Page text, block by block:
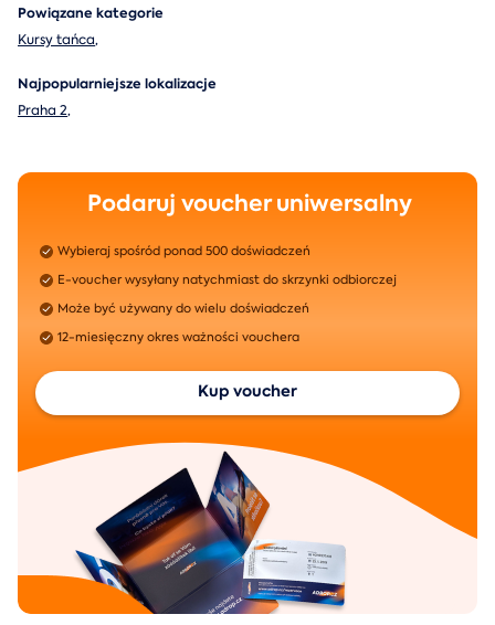
Powiązane kategorie
Kursy tańca,
Najpopularniejsze lokalizacje
Praha 2,
Podaruj voucher uniwersalny
Wybieraj spośród ponad 500 doświadczeń
E-voucher wysyłany natychmiast do skrzynki odbiorczej
Może być używany do wielu doświadczeń
12-miesięczny okres ważności vouchera
Kup voucher